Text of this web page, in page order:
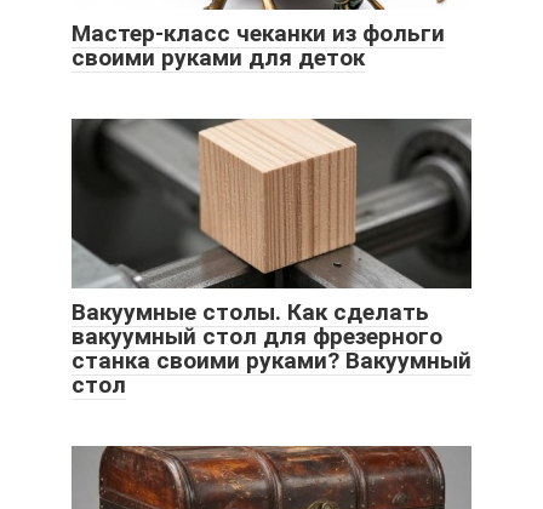
Мастер-класс чеканки из фольги
своими руками для деток
Вакуумные столы. Как сделать
вакуумный стол для фрезерного
станка своими руками? Вакуумный
стол